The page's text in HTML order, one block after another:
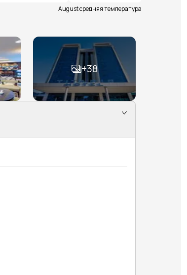
August средняя температура
+38